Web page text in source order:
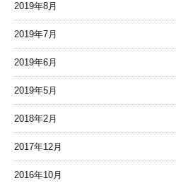
2019年8月
2019年7月
2019年6月
2019年5月
2018年2月
2017年12月
2016年10月